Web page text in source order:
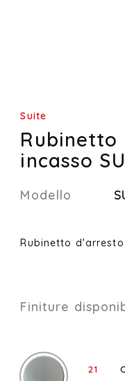
Suite
incasso
Modello
Rubinetto
Finiture
21